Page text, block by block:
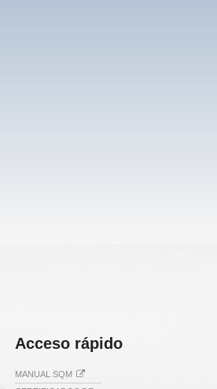
Acceso rápido
MANUAL SQM